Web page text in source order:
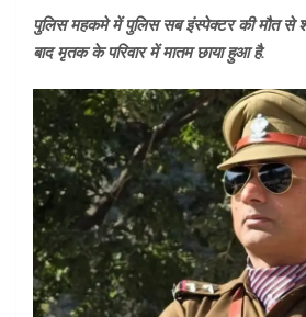
पुलिस महकमे में पुलिस सब इंस्पेक्टर की मौत से
बाद मृतक के परिवार में मातम छाया हुआ है.